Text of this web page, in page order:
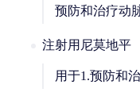
预防和治疗动
注射用尼莫地平
用于1.预防和